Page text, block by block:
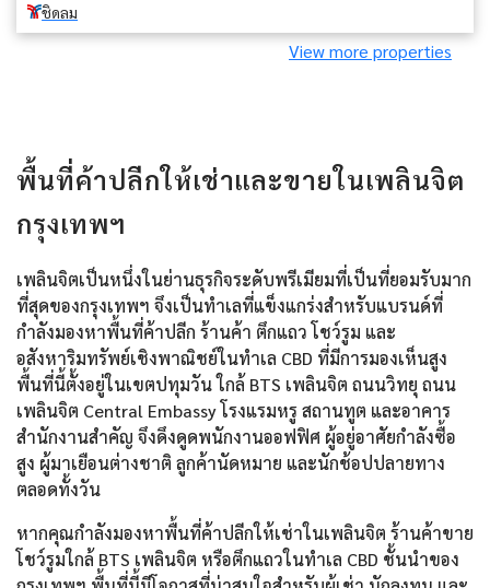
ชิดลม
View more properties
พื้นที่ค้าปลีกให้เช่าและขายในเพลินจิต
กรุงเทพฯ
เพลินจิตเป็นหนึ่งในย่านธุรกิจระดับพรีเมียมที่เป็นที่ยอมรับมาก
ที่สุดของกรุงเทพฯ จึงเป็นทำเลที่แข็งแกร่งสำหรับแบรนด์ที่
กำลังมองหาพื้นที่ค้าปลีก ร้านค้า ตึกแถว โชว์รูม และ
อสังหาริมทรัพย์เชิงพาณิชย์ในทำเล CBD ที่มีการมองเห็นสูง
พื้นที่นี้ตั้งอยู่ในเขตปทุมวัน ใกล้ BTS เพลินจิต ถนนวิทยุ ถนน
เพลินจิต Central Embassy โรงแรมหรู สถานทูต และอาคาร
สำนักงานสำคัญ จึงดึงดูดพนักงานออฟฟิศ ผู้อยู่อาศัยกำลังซื้อ
สูง ผู้มาเยือนต่างชาติ ลูกค้านัดหมาย และนักช้อปปลายทาง
ตลอดทั้งวัน
หากคุณกำลังมองหาพื้นที่ค้าปลีกให้เช่าในเพลินจิต ร้านค้าขาย
โชว์รูมใกล้ BTS เพลินจิต หรือตึกแถวในทำเล CBD ชั้นนำของ